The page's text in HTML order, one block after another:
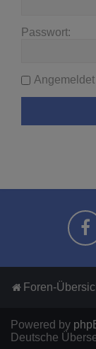
Passwort:
Foren-
Powered by
Deutsche